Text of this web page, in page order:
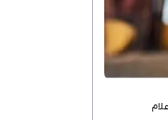
و همزمان اعلام